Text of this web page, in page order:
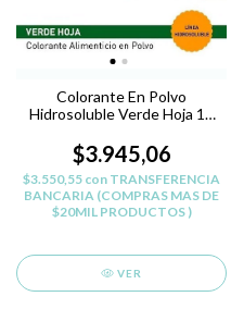
Colorante En Polvo
Hidrosoluble Verde Hoja 10
$3.945,06
$3.550,55 con TRANSFERENCIA
BANCARIA (COMPRAS MAS DE
$20MIL PRODUCTOS )
VER